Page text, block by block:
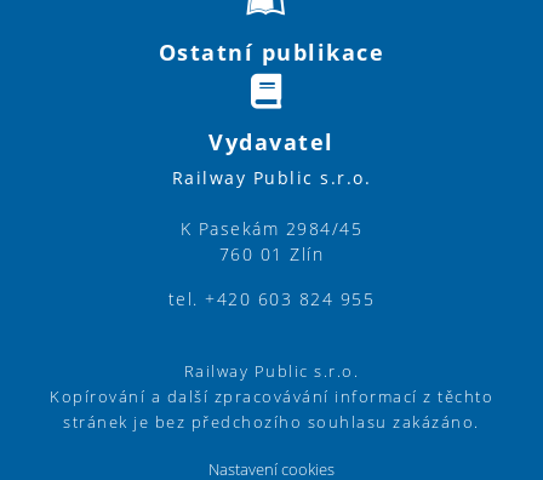
Ostatní publikace
Vydavatel
Railway Public s.r.o.
K Pasekám 2984/45
760 01 Zlín
tel. +420 603 824 955
Railway Public s.r.o.
Kopírování a další zpracovávání informací z těchto
stránek je bez předchozího souhlasu zakázáno.
Nastavení cookies